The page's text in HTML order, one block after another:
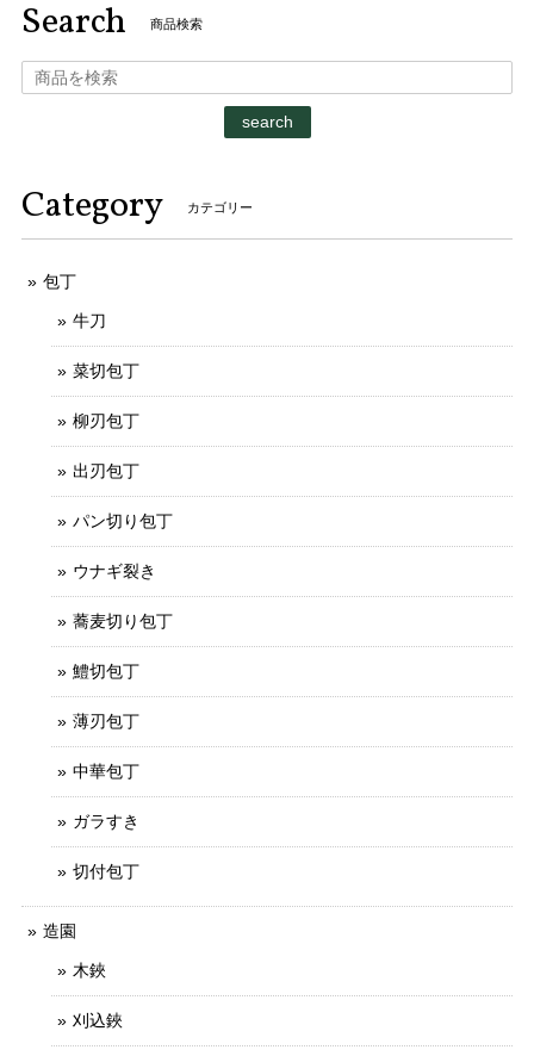
Search 商品検索
search
Category カテゴリー
包丁
牛刀
菜切包丁
柳刃包丁
出刃包丁
パン切り包丁
ウナギ裂き
蕎麦切り包丁
鱧切包丁
薄刃包丁
中華包丁
ガラすき
切付包丁
造園
木鋏
刈込鋏